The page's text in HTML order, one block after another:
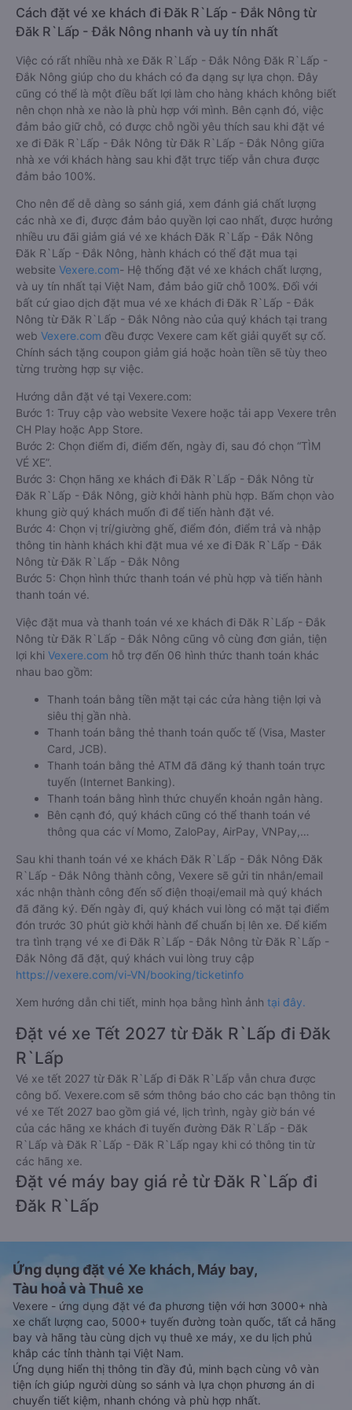
Cách đặt vé xe khách đi Đăk R`Lấp - Đắk Nông từ
Đăk R`Lấp - Đắk Nông nhanh và uy tín nhất
Việc có rất nhiều nhà xe Đăk R`Lấp - Đắk Nông Đăk R`Lấp -
Đắk Nông giúp cho du khách có đa dạng sự lựa chọn. Đây
cũng có thể là một điều bất lợi làm cho hàng khách không biết
nên chọn nhà xe nào là phù hợp với mình. Bên cạnh đó, việc
đảm bảo giữ chỗ, có được chỗ ngồi yêu thích sau khi đặt vé
xe đi Đăk R`Lấp - Đắk Nông từ Đăk R`Lấp - Đắk Nông giữa
nhà xe với khách hàng sau khi đặt trực tiếp vẫn chưa được
đảm bảo 100%.
Cho nên để dễ dàng so sánh giá, xem đánh giá chất lượng
các nhà xe đi, được đảm bảo quyền lợi cao nhất, được hưởng
nhiều ưu đãi giảm giá vé xe khách Đăk R`Lấp - Đắk Nông
Đăk R`Lấp - Đắk Nông, hành khách có thể đặt mua tại
website Vexere.com- Hệ thống đặt vé xe khách chất lượng,
và uy tín nhất tại Việt Nam, đảm bảo giữ chỗ 100%. Đối với
bất cứ giao dịch đặt mua vé xe khách đi Đăk R`Lấp - Đắk
Nông từ Đăk R`Lấp - Đắk Nông nào của quý khách tại trang
web Vexere.com đều được Vexere cam kết giải quyết sự cố.
Chính sách tặng coupon giảm giá hoặc hoàn tiền sẽ tùy theo
từng trường hợp sự việc.
Hướng dẫn đặt vé tại Vexere.com:
Bước 1: Truy cập vào website Vexere hoặc tải app Vexere trên
CH Play hoặc App Store.
Bước 2: Chọn điểm đi, điểm đến, ngày đi, sau đó chọn “TÌM
VÉ XE”.
Bước 3: Chọn hãng xe khách đi Đăk R`Lấp - Đắk Nông từ
Đăk R`Lấp - Đắk Nông, giờ khởi hành phù hợp. Bấm chọn vào
khung giờ quý khách muốn đi để tiến hành đặt vé.
Bước 4: Chọn vị trí/giường ghế, điểm đón, điểm trả và nhập
thông tin hành khách khi đặt mua vé xe đi Đăk R`Lấp - Đắk
Nông từ Đăk R`Lấp - Đắk Nông
Bước 5: Chọn hình thức thanh toán vé phù hợp và tiến hành
thanh toán vé.
Việc đặt mua và thanh toán vé xe khách đi Đăk R`Lấp - Đắk
Nông từ Đăk R`Lấp - Đắk Nông cũng vô cùng đơn giản, tiện
lợi khi Vexere.com hỗ trợ đến 06 hình thức thanh toán khác
nhau bao gồm:
Thanh toán bằng tiền mặt tại các cửa hàng tiện lợi và
siêu thị gần nhà.
Thanh toán bằng thẻ thanh toán quốc tế (Visa, Master
Card, JCB).
Thanh toán bằng thẻ ATM đã đăng ký thanh toán trực
tuyến (Internet Banking).
Thanh toán bằng hình thức chuyển khoản ngân hàng.
Bên cạnh đó, quý khách cũng có thể thanh toán vé
thông qua các ví Momo, ZaloPay, AirPay, VNPay,…
Sau khi thanh toán vé xe khách Đăk R`Lấp - Đắk Nông Đăk
R`Lấp - Đắk Nông thành công, Vexere sẽ gửi tin nhắn/email
xác nhận thành công đến số điện thoại/email mà quý khách
đã đăng ký. Đến ngày đi, quý khách vui lòng có mặt tại điểm
đón trước 30 phút giờ khởi hành để chuẩn bị lên xe. Để kiểm
tra tình trạng vé xe đi Đăk R`Lấp - Đắk Nông từ Đăk R`Lấp -
Đắk Nông đã đặt, quý khách vui lòng truy cập
https://vexere.com/vi-VN/booking/ticketinfo
Xem hướng dẫn chi tiết, minh họa bằng hình ảnh tại đây.
Đặt vé xe Tết 2027 từ Đăk R`Lấp đi Đăk
R`Lấp
Vé xe tết 2027 từ Đăk R`Lấp đi Đăk R`Lấp vẫn chưa được
công bố. Vexere.com sẽ sớm thông báo cho các bạn thông tin
vé xe Tết 2027 bao gồm giá vé, lịch trình, ngày giờ bán vé
của các hãng xe khách đi tuyến đường Đăk R`Lấp - Đăk
R`Lấp và Đăk R`Lấp - Đăk R`Lấp ngay khi có thông tin từ
các hãng xe.
Đặt vé máy bay giá rẻ từ Đăk R`Lấp đi
Đăk R`Lấp
Ứng dụng đặt vé Xe khách, Máy bay,
Tàu hoả và Thuê xe
Vexere - ứng dụng đặt vé đa phương tiện với hơn 3000+ nhà
xe chất lượng cao, 5000+ tuyến đường toàn quốc, tất cả hãng
bay và hãng tàu cùng dịch vụ thuê xe máy, xe du lịch phủ
khắp các tỉnh thành tại Việt Nam.
Ứng dụng hiển thị thông tin đầy đủ, minh bạch cùng vô vàn
tiện ích giúp người dùng so sánh và lựa chọn phương án di
chuyển tiết kiệm, nhanh chóng và phù hợp nhất.